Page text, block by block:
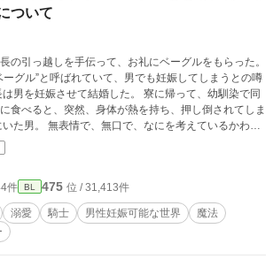
ついて
の引っ越しを手伝って、お礼にベーグルをもらった。
ーグル”と呼ばれていて、男でも妊娠してしまうとの噂
男を妊娠させて結婚した。 寮に帰って、幼馴染で同
食べると、突然、身体が熱を持ち、押し倒されてしま
た男。 無表情で、無口で、なにを考えているかわか
たび、優しさも執着も全部伝わってきて……？ 執着
。 ※無断転載禁止。 ※ムーンライ
す。
件 BL 475 位 / 31,413件
溺愛 騎士 男性妊娠可能な世界
魔法